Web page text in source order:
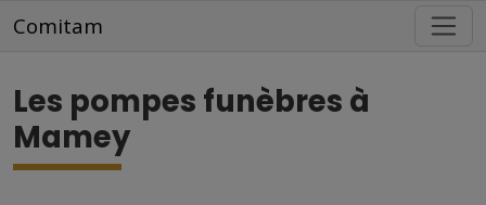
Comitam
Les pompes funèbres à
Mamey